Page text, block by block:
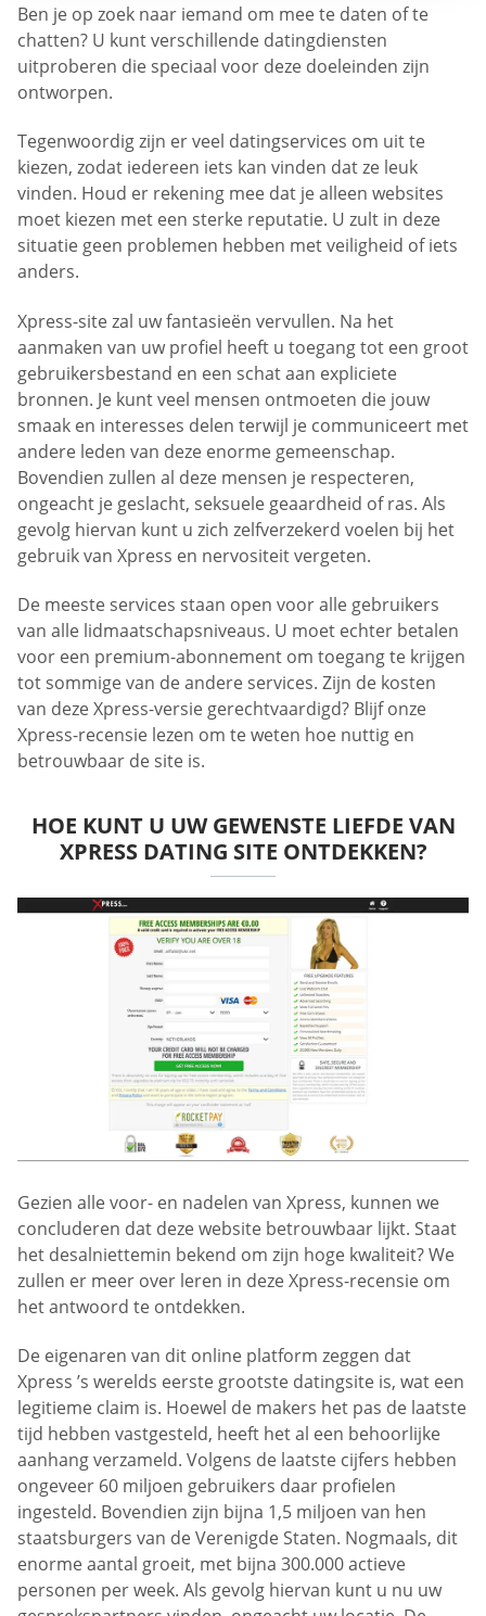
Ben je op zoek naar iemand om mee te daten of te
chatten? U kunt verschillende datingdiensten
uitproberen die speciaal voor deze doeleinden zijn
ontworpen.
Tegenwoordig zijn er veel datingservices om uit te
kiezen, zodat iedereen iets kan vinden dat ze leuk
vinden. Houd er rekening mee dat je alleen websites
moet kiezen met een sterke reputatie. U zult in deze
situatie geen problemen hebben met veiligheid of iets
anders.
Xpress-site zal uw fantasieën vervullen. Na het
aanmaken van uw profiel heeft u toegang tot een groot
gebruikersbestand en een schat aan expliciete
bronnen. Je kunt veel mensen ontmoeten die jouw
smaak en interesses delen terwijl je communiceert met
andere leden van deze enorme gemeenschap.
Bovendien zullen al deze mensen je respecteren,
ongeacht je geslacht, seksuele geaardheid of ras. Als
gevolg hiervan kunt u zich zelfverzekerd voelen bij het
gebruik van Xpress en nervositeit vergeten.
De meeste services staan open voor alle gebruikers
van alle lidmaatschapsniveaus. U moet echter betalen
voor een premium-abonnement om toegang te krijgen
tot sommige van de andere services. Zijn de kosten
van deze Xpress-versie gerechtvaardigd? Blijf onze
Xpress-recensie lezen om te weten hoe nuttig en
betrouwbaar de site is.
HOE KUNT U UW GEWENSTE LIEFDE VAN
XPRESS DATING SITE ONTDEKKEN?
Gezien alle voor- en nadelen van Xpress, kunnen we
concluderen dat deze website betrouwbaar lijkt. Staat
het desalniettemin bekend om zijn hoge kwaliteit? We
zullen er meer over leren in deze Xpress-recensie om
het antwoord te ontdekken.
De eigenaren van dit online platform zeggen dat
Xpress ’s werelds eerste grootste datingsite is, wat een
legitieme claim is. Hoewel de makers het pas de laatste
tijd hebben vastgesteld, heeft het al een behoorlijke
aanhang verzameld. Volgens de laatste cijfers hebben
ongeveer 60 miljoen gebruikers daar profielen
ingesteld. Bovendien zijn bijna 1,5 miljoen van hen
staatsburgers van de Verenigde Staten. Nogmaals, dit
enorme aantal groeit, met bijna 300.000 actieve
personen per week. Als gevolg hiervan kunt u nu uw